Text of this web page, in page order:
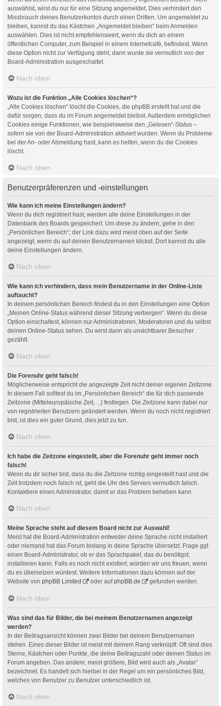
auswählst, wirst du nur für eine Sitzung angemeldet. Dies verhindert den
Missbrauch deines Benutzerkontos durch einen Dritten. Um angemeldet zu
bleiben, kannst du das Kästchen „Angemeldet bleiben“ beim Anmelden
auswählen. Dies ist nicht empfehlenswert, wenn du dich an einem
öffentlichen Computer, zum Beispiel in einem Internetcafé, befindest. Wenn
diese Option nicht zur Verfügung steht, dann wurde sie vermutlich von der
Board-Administration ausgeschaltet.
Nach oben
Wozu ist die Funktion „Alle Cookies löschen“?
„Alle Cookies löschen“ löscht die Cookies, die phpBB erstellt hat und die
dafür sorgen, dass du im Forum angemeldet bleibst. Außerdem ermöglichen
Cookies einige Funktionen, wie beispielsweise den „Gelesen“-Status –
sofern sie von der Board-Administration aktiviert wurden. Wenn du Probleme
bei der An- oder Abmeldung hast, kann es helfen, wenn du die Cookies
löscht.
Nach oben
Benutzerpräferenzen und -einstellungen
Wie kann ich meine Einstellungen ändern?
Wenn du dich registriert hast, werden alle deine Einstellungen in der
Datenbank des Boards gespeichert. Um diese zu ändern, gehe in den
„Persönlichen Bereich“; der Link dazu wird meist oben auf der Seite
angezeigt, wenn du auf deinen Benutzernamen klickst. Dort kannst du alle
deine Einstellungen ändern.
Nach oben
Wie kann ich verhindern, dass mein Benutzername in der Online-Liste
auftaucht?
In deinem persönlichen Bereich findest du in den Einstellungen eine Option
„Meinen Online-Status während dieser Sitzung verbergen“. Wenn du diese
Option einschaltest, können nur Administratoren, Moderatoren und du selbst
deinen Online-Status sehen. Du wirst dann als unsichtbarer Besucher
gezählt.
Nach oben
Die Forenuhr geht falsch!
Möglicherweise entspricht die angezeigte Zeit nicht deiner eigenen Zeitzone.
In diesem Fall solltest du im „Persönlichen Bereich“ die für dich passende
Zeitzone (Mitteleuropäische Zeit, ...) festlegen. Die Zeitzone kann dabei nur
von registrierten Benutzern geändert werden. Wenn du noch nicht registriert
bist, ist dies ein guter Grund, dies jetzt zu tun.
Nach oben
Ich habe die Zeitzone eingestellt, aber die Forenuhr geht immer noch
falsch!
Wenn du dir sicher bist, dass du die Zeitzone richtig eingestellt hast und die
Zeit trotzdem noch falsch ist, geht die Uhr des Servers vermutlich falsch.
Kontaktiere einen Administrator, damit er das Problem beheben kann.
Nach oben
Meine Sprache steht auf diesem Board nicht zur Auswahl!
Meist hat die Board-Administration entweder deine Sprache nicht installiert
oder niemand hat das Forum bislang in deine Sprache übersetzt. Frage ggf.
einen Board-Administrator, ob er das Sprachpaket, das du benötigst,
installieren kann. Falls es noch nicht existiert, würden wir uns freuen, wenn
du es übersetzen würdest. Weitere Informationen dazu können auf der
Website von phpBB Limited oder aufphpBB.de gefunden werden.
Nach oben
Was sind das für Bilder, die bei meinem Benutzernamen angezeigt
werden?
In der Beitragsansicht können zwei Bilder bei deinem Benutzernamen
stehen. Eines dieser Bilder ist meist mit deinem Rang verknüpft: Oft sind dies
Sterne, Kästchen oder Punkte, die deine Beitragszahl oder deinen Status im
Forum angeben. Das andere, meist größere, Bild wird auch als „Avatar“
bezeichnet. Es handelt sich hierbei in der Regel um ein persönliches Bild,
welches von Benutzer zu Benutzer unterschiedlich ist.
Nach oben